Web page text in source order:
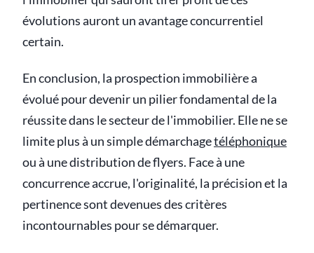
évolutions auront un avantage concurrentiel
certain.
En conclusion, la prospection immobilière a
évolué pour devenir un pilier fondamental de la
réussite dans le secteur de l'immobilier. Elle ne se
limite plus à un simple démarchagetéléphonique
ou à une distribution de flyers. Face à une
concurrence accrue, l'originalité, la précision et la
pertinence sont devenues des critères
incontournables pour se démarquer.